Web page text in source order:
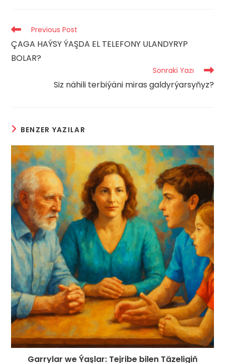
Read
articles
Previous Post
ÇAGA HAÝSY ÝAŞDA EL TELEFONY ULANDYRYP
BOLAR?
Sonraki Yazı
Siz nähili terbiýäni miras galdyrýarsyňyz?
BENZER YAZILAR
Garrylar we Ýaşlar: Tejribe bilen Täzeligiň